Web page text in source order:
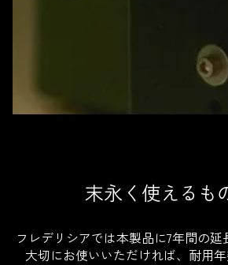
末永く使えるも
フレデリシアでは本製品に7年間の
大切にお使いいただければ、耐用